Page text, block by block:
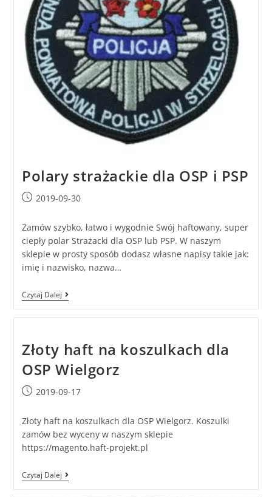
Polary strażackie dla OSP i PSP
2019-09-30
Zamów szybko, łatwo i wygodnie Swój haftowany, super
ciepły polar Strażacki dla OSP lub PSP. W naszym
sklepie w prosty sposób dodasz własne napisy takie jak:
imię i nazwisko, nazwa…
Czytaj Dalej
Złoty haft na koszulkach dla
OSP Wielgorz
2019-09-17
Złoty haft na koszulkach dla OSP Wielgorz. Koszulki
zamów bez wyceny w naszym sklepie
https://magento.haft-projekt.pl
Czytaj Dalej